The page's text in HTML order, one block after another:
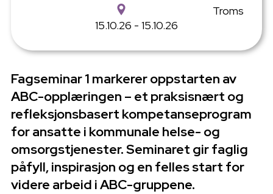
Troms
15.10.26 - 15.10.26
Fagseminar 1 markerer oppstarten av
ABC-opplæringen – et praksisnært og
refleksjonsbasert kompetanseprogram
for ansatte i kommunale helse- og
omsorgstjenester. Seminaret gir faglig
påfyll, inspirasjon og en felles start for
videre arbeid i ABC-gruppene.